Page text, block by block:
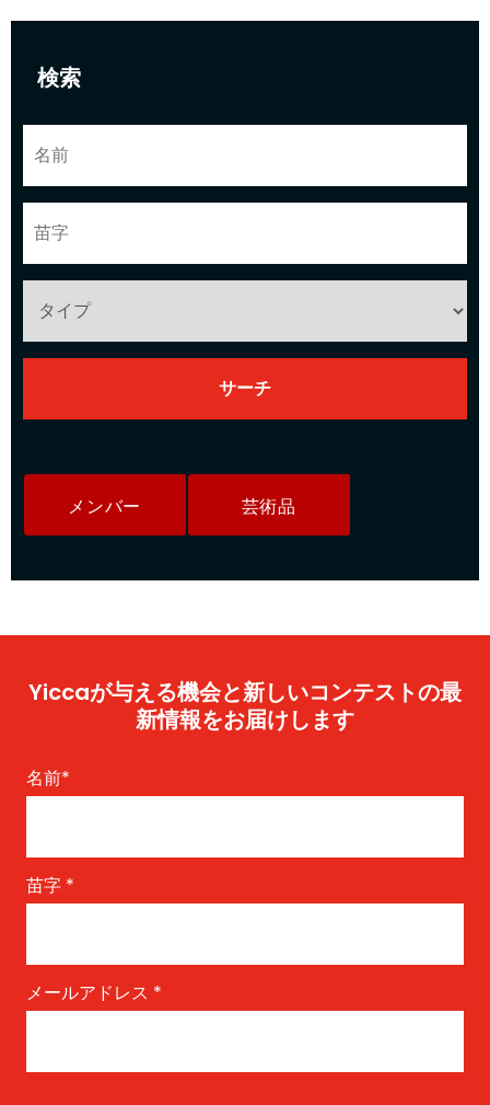
検索
メンバー 芸術品
Yiccaが与える機会と新しいコンテストの最
新情報をお届けします
名前*
苗字 *
メールアドレス *